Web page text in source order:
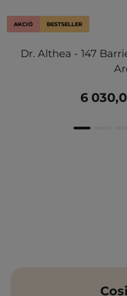
AKCIÓ BESTSELLER
Dr. Althea - 147
6